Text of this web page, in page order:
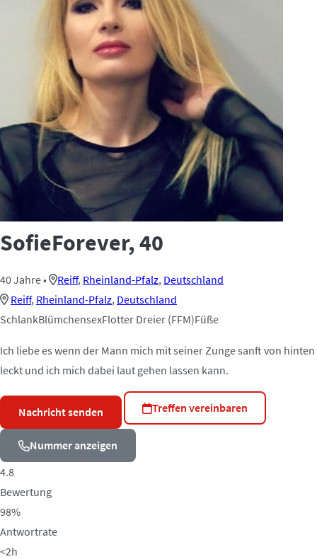
SofieForever, 40
40 Jahre• Reiff, Rheinland-Pfalz, Deutschland
Reiff, Rheinland-Pfalz, Deutschland
SchlankBlümchensexFlotter Dreier (FFM)Füße
Ich liebe es wenn der Mann mich mit seiner Zunge sanft von hinten
leckt und ich mich dabei laut gehen lassen kann.
Nachricht senden Treffen vereinbaren
Nummer anzeigen
4.8
Bewertung
98%
Antwortrate
<2h